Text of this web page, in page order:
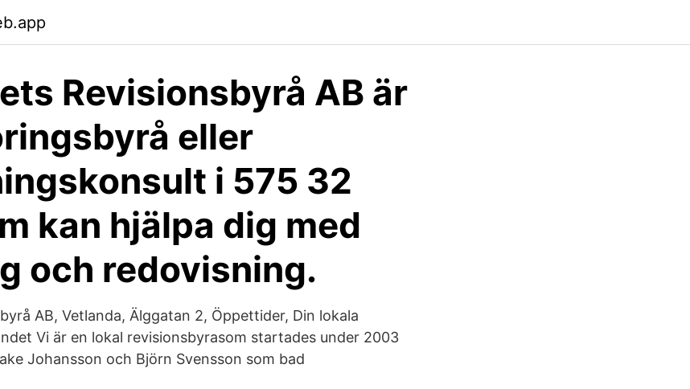
Revisionsbyrå AB är
eller
i 575 32
kan hjälpa dig med
och redovisning.
AB, Vetlanda, Älggatan 2, Öppettider, Din lokala
Vi är en lokal revisionsbyrasom startades under 2003
Johansson och Björn Svensson som bad